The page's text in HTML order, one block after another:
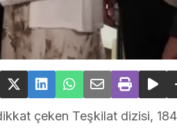
çeken Teşkilat dizisi,